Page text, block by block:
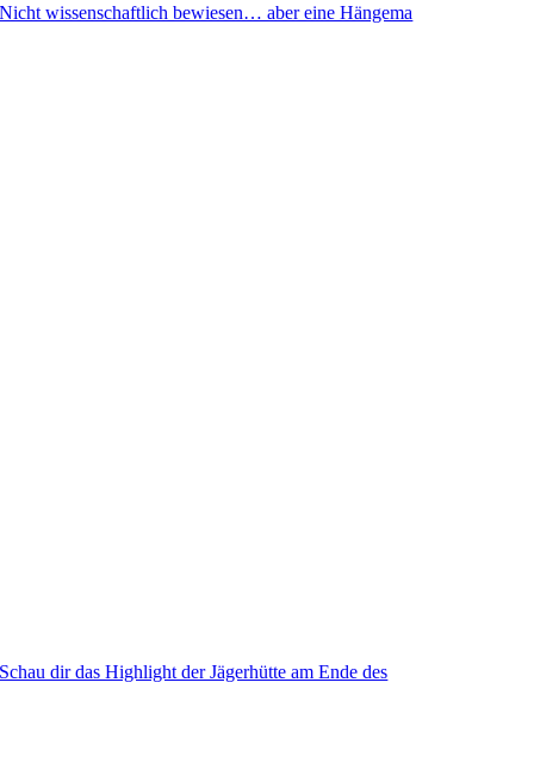
Nicht wissenschaftlich bewiesen… aber eine Hängema
Schau dir das Highlight der Jägerhütte am Ende des